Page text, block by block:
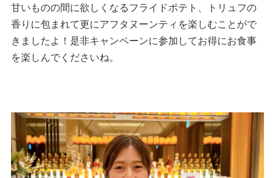
甘いものの間に欲しくなるフライドポテト、トリュフの
香りに包まれて更にアフタヌーンティを楽しむことがで
きましたよ！是非キャンペーンに参加してお得にお食事
を楽しんでくださいね。